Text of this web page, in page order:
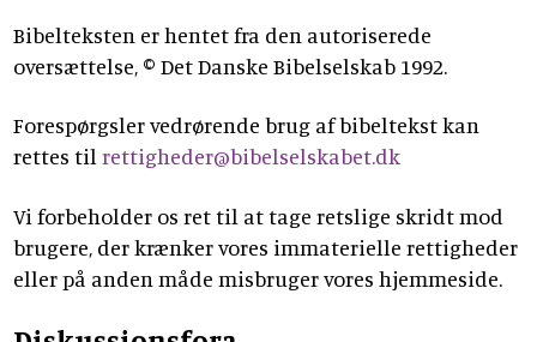
Bibelteksten er hentet fra den autoriserede
oversættelse, © Det Danske Bibelselskab 1992.
Forespørgsler vedrørende brug af bibeltekst kan
rettes tilrettigheder@bibelselskabet.dk
Vi forbeholder os ret til at tage retslige skridt mod
brugere, der krænker vores immaterielle rettigheder
eller på anden måde misbruger vores hjemmeside.